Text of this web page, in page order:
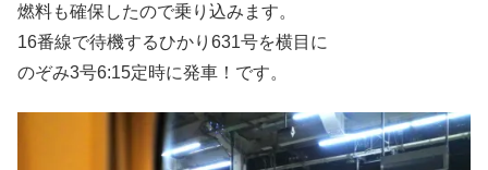
燃料も確保したので乗り込みます。
16番線で待機するひかり631号を横目に
のぞみ3号6:15定時に発車！です。